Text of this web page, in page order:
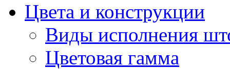
Цвета и конструкции
Виды исполнения
Цветовая гамма